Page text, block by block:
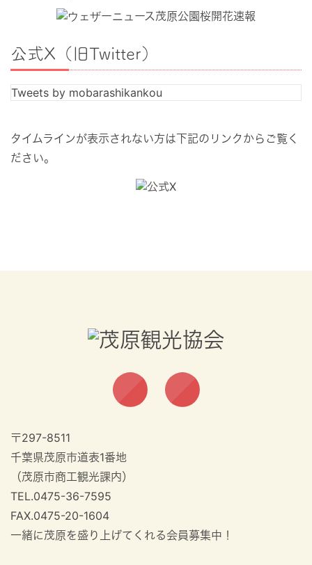
公式X（旧Twitter）
Tweets by mobarashikankou
タイムラインが表示されない方は下記のリンクからご覧く
ださい。
〒297-8511
千葉県茂原市道表1番地
（茂原市商工観光課内）
TEL.0475-36-7595
FAX.0475-20-1604
一緒に茂原を盛り上げてくれる会員募集中！